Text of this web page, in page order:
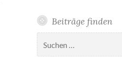
Beiträge finden
nach: